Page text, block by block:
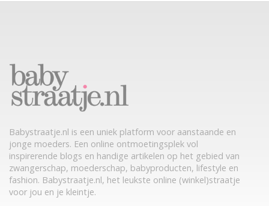
Babystraatje.nl is een uniek platform voor aanstaande en
jonge moeders. Een online ontmoetingsplek vol
inspirerende blogs en handige artikelen op het gebied van
zwangerschap, moederschap, babyproducten, lifestyle en
fashion. Babystraatje.nl, het leukste online (winkel)straatje
voor jou en je kleintje.